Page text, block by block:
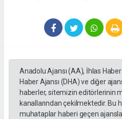
Anadolu Ajansı (AA), İhlas
Haber Ajansı (DHA) ve diğer
haberler, sitemizin editörlerinin
kanallarından çekilmektedir. Bu
muhataplar haberi geçen